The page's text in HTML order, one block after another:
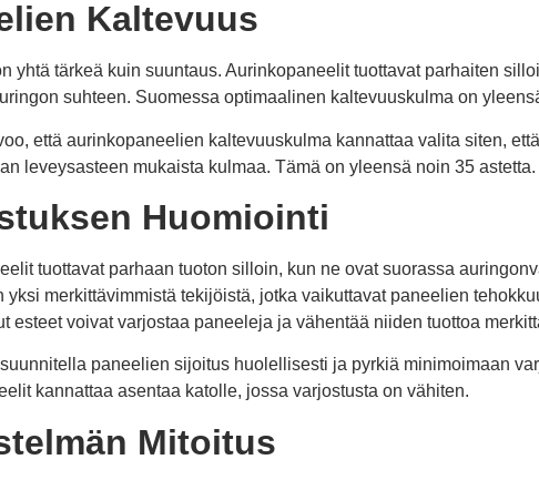
Kaltevuus
yhtä tärkeä kuin suuntaus. Aurinkopaneelit tuottavat parhaiten
suhteen. Suomessa optimaalinen kaltevuuskulma on
että aurinkopaneelien kaltevuuskulma kannattaa valita siten,
leveysasteen mukaista kulmaa. Tämä on yleensä noin 35 astetta.
Huomiointi
tuottavat parhaan tuoton silloin, kun ne ovat suorassa
yksi merkittävimmistä tekijöistä, jotka vaikuttavat paneelien
esteet voivat varjostaa paneeleja ja vähentää niiden tuottoa
paneelien sijoitus huolellisesti ja pyrkiä minimoimaan
kannattaa asentaa katolle, jossa varjostusta on vähiten.
Mitoitus